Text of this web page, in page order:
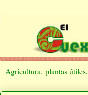
Agricultura, plantas